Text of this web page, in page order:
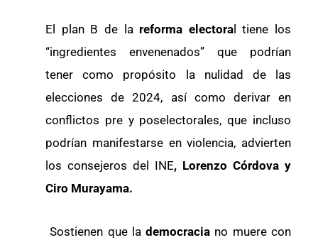
El plan B de la reforma electoral tiene los
“ingredientes envenenados” que podrían
tener como propósito la nulidad de las
elecciones de 2024, así como derivar en
conflictos pre y poselectorales, que incluso
podrían manifestarse en violencia, advierten
los consejeros del INE, Lorenzo Córdova y
Ciro Murayama.
Sostienen que lademocracia no muere con